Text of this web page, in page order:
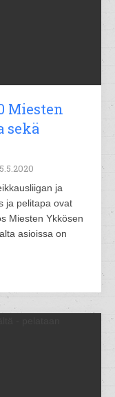
Miesten
sekä
ja
ja pelitapa ovat
Miesten Ykkösen
asioissa on